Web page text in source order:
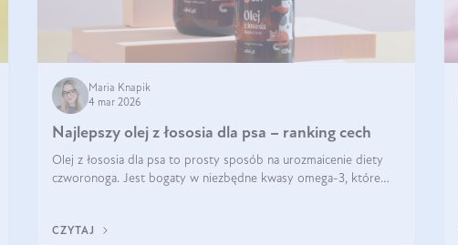
Maria Knapik
4 mar 2026
Najlepszy olej z łososia dla psa – ranking cech
Olej z łososia dla psa to prosty sposób na urozmaicenie diety
czworonoga. Jest bogaty w niezbędne kwasy omega-3, które
uwagę?
CZYTAJ